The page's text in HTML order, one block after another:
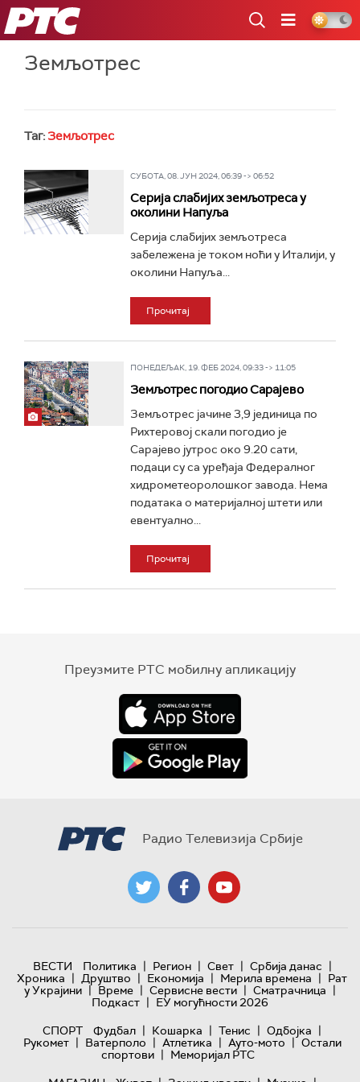
РТС
Земљотрес
Таг: Земљотрес
СУБОТА, 08. ЈУН 2024, 06:39 -> 06:52
Серија слабијих земљотреса у
околини Напуља
Серија слабијих земљотреса
забележена је током ноћи у Италији, у
околини Напуља...
Прочитај
ПОНЕДЕЉАК, 19. ФЕБ 2024, 09:33 -> 11:05
Земљотрес погодио Сарајево
Земљотрес јачине 3,9 јединицa по
Рихтеровој скали погодио је
Сарајево јутрос око 9.20 сати,
подаци су са уређаја Федералног
хидрометеоролошког завода. Нема
података о материјалној штети или
евентуално...
Прочитај
Преузмите РТС мобилну апликацију
Радио Телевизија Србије
ВЕСТИ Политика | Регион | Свет | Србија данас |
Хроника | Друштво | Економија | Мерила времена | Рат
у Украјини | Време | Сервисне вести | Сматрачница |
Подкаст | ЕУ могућности 2026
СПОРТ
Фудбал | Кошарка | Тенис | Одбојка |
Рукомет | Ватерполо | Атлетика | Ауто-мото | Остали
спортови | Меморијал РТС